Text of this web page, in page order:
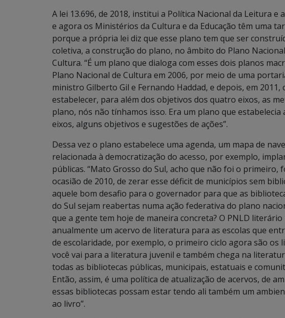
A lei 13.696, de 2018, institui a Política Nacional da Leitura e
e agora os Ministérios da Cultura e da Educação têm uma
porque a própria lei diz que esse plano tem que ser
coletiva, a construção do plano, no âmbito do Plano
Cultura. “É um plano que dialoga com esses dois planos
Plano Nacional de Cultura em 2006, por meio de uma
ministro Gilberto Gil e Fernando Haddad, e depois, em
estabelecer, para além dos objetivos dos quatro eixos, as
plano, nós não tínhamos isso. Era um plano que
eixos, alguns objetivos e sugestões de ações”.
Dessa vez o plano estabelece uma agenda, um mapa de
relacionada à democratização do acesso, por exemplo,
públicas. “Mato Grosso do Sul, acho que não foi o
ocasião de 2010, de zerar esse déficit de municípios sem
aquele bom desafio para o governador para que as
do Sul sejam reabertas numa ação federativa do plano
que a gente tem hoje de maneira concreta? O PNLD
anualmente um acervo de literatura para as escolas que
de escolaridade, por exemplo, o primeiro ciclo agora são
você vai para a literatura juvenil e também chega na
todas as bibliotecas públicas, municipais, estatuais e
Então, assim, é uma política de atualização de acervos, de
essas bibliotecas possam estar tendo ali também um
ao livro”.